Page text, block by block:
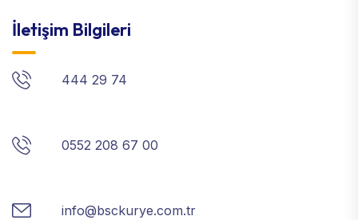
İletişim Bilgileri
444 29 74
0552 208 67 00
info@bsckurye.com.tr